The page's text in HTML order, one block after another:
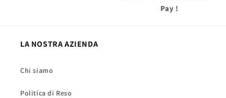
Pay !
LA NOSTRA AZIENDA
Chi siamo
Politica di Reso